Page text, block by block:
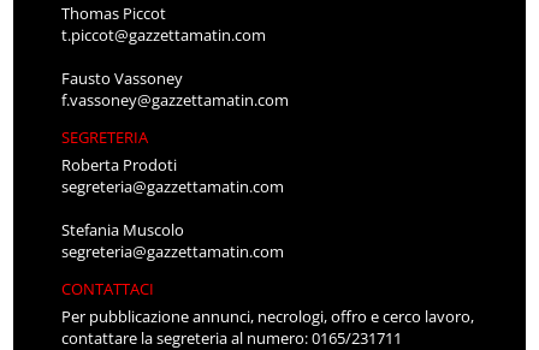
Thomas Piccot
t.piccot@gazzettamatin.com
Fausto Vassoney
f.vassoney@gazzettamatin.com
SEGRETERIA
Roberta Prodoti
segreteria@gazzettamatin.com
Stefania Muscolo
segreteria@gazzettamatin.com
CONTATTACI
Per pubblicazione annunci, necrologi, offro e cerco lavoro,
contattare la segreteria al numero: 0165/231711